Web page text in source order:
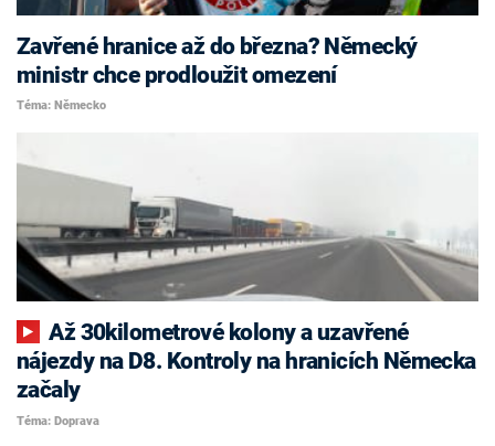
Zavřené hranice až do března? Německý
ministr chce prodloužit omezení
Téma: Německo
Až 30kilometrové kolony a uzavřené
nájezdy na D8. Kontroly na hranicích Německa
začaly
Téma: Doprava